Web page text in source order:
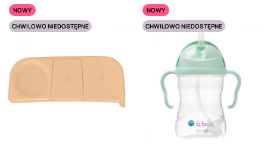
NOWY
CHWILOWO NIEDOSTĘPNE
NOWY
CHWILOWO NIEDOSTĘPNE